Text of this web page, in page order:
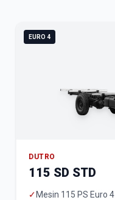
EURO 4
DUTRO
115 SD STD
✓ Mesin 115 PS Euro 4